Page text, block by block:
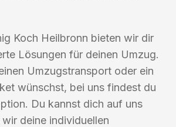
Koch Heilbronn bieten wir dir
Lösungen für deinen Umzug.
Umzugstransport oder ein
wünschst, bei uns findest du
Du kannst dich auf uns
deine individuellen